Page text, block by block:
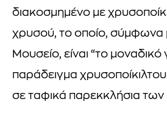
διακοσμημένο με
χρυσού, το οποίο, σύμφωνα
Μουσείο, είναι “το
παράδειγμα
σε ταφικά παρεκκλήσια